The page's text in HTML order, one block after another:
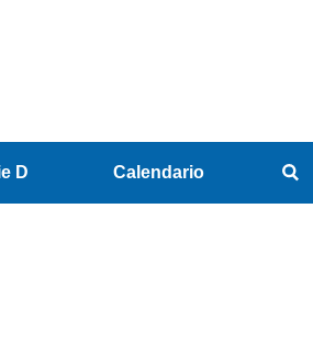
D Calendario